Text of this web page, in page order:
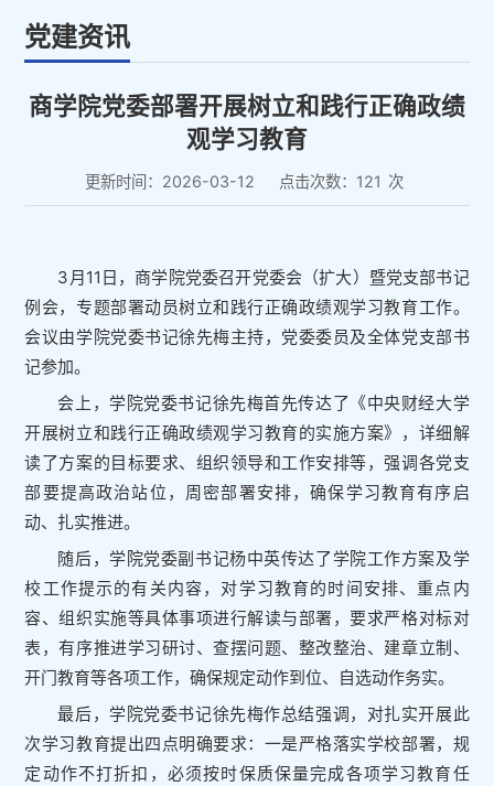
党建资讯
商学院党委部署开展树立和践行正确政绩
观学习教育
更新时间：2026-03-12 点击次数： 121 次
3月11日，商学院党委召开党委会（扩大）暨党支部书记
例会，专题部署动员树立和践行正确政绩观学习教育工作。
会议由学院党委书记徐先梅主持，党委委员及全体党支部书
记参加。
会上，学院党委书记徐先梅首先传达了《中央财经大学
开展树立和践行正确政绩观学习教育的实施方案》，详细解
读了方案的目标要求、组织领导和工作安排等，强调各党支
部要提高政治站位，周密部署安排，确保学习教育有序启
动、扎实推进。
随后，学院党委副书记杨中英传达了学院工作方案及学
校工作提示的有关内容，对学习教育的时间安排、重点内
容、组织实施等具体事项进行解读与部署，要求严格对标对
表，有序推进学习研讨、查摆问题、整改整治、建章立制、
开门教育等各项工作，确保规定动作到位、自选动作务实。
最后，学院党委书记徐先梅作总结强调，对扎实开展此
次学习教育提出四点明确要求：一是严格落实学校部署，规
定动作不打折扣，必须按时保质保量完成各项学习教育任